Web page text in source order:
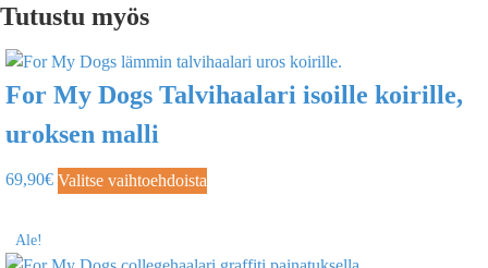
Tutustu myös
For My Dogs Talvihaalari isoille koirille,
uroksen malli
69,90€ Valitse vaihtoehdoista
Ale!